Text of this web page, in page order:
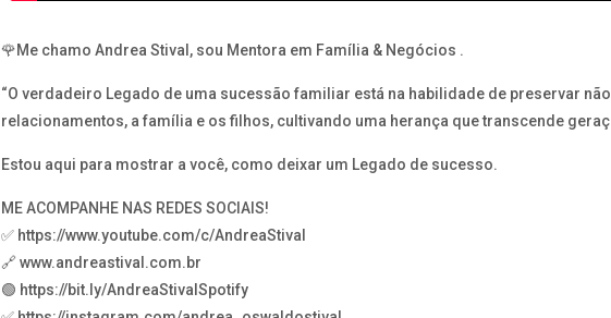
🌹Me chamo Andrea Stival, sou Mentora em Família & Negócios .
“O verdadeiro Legado de uma sucessão familiar está na habilidade de preservar
relacionamentos, a família e os filhos, cultivando uma herança que transcende
Estou aqui para mostrar a você, como deixar um Legado de sucesso.
ME ACOMPANHE NAS REDES SOCIAIS!
✅ https://www.youtube.com/c/AndreaStival
🔗 www.andreastival.com.br
🟢 https://bit.ly/AndreaStivalSpotify